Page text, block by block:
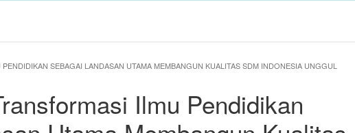
SEBAGAI LANDASAN UTAMA MEMBANGUN KUALITAS SDM INDONESIA UNGGUL
Ilmu Pendidikan